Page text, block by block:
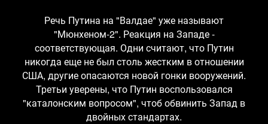
Речь Путина на "Валдае" уже называют
"Мюнхеном-2". Реакция на Западе -
соответствующая. Одни считают, что Путин
никогда еще не был столь жестким в отношении
США, другие опасаются новой гонки вооружений.
Третьи уверены, что Путин воспользовался
"каталонским вопросом", чтоб обвинить Запад в
двойных стандартах.